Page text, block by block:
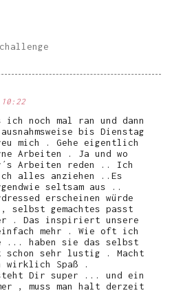
ich noch mal ran und dann
bis Dienstag
mich . Gehe eigentlich
Arbeiten . Ja und wo
Arbeiten reden .. Ich
alles anziehen ..Es
seltsam aus ..
erscheinen würde
gemachtes passt
. Das inspiriert unsere
mehr . Wie oft ich
... haben sie das selbst
schon sehr lustig . Macht
wirklich Spaß .
Dir super ... und ein
, muss man halt derzeit